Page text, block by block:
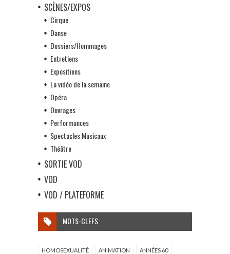
SCÈNES/EXPOS
Cirque
Danse
Dossiers/Hommages
Entretiens
Expositions
La vidéo de la semaine
Opéra
Ouvrages
Performances
Spectacles Musicaux
Théâtre
SORTIE VOD
VOD
VOD / PLATEFORME
MOTS-CLEFS
HOMOSEXUALITÉ ANIMATION ANNÉES 60